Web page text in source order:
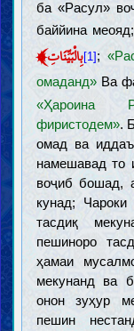
ба «Расул»
баййина
بِالْبَيِّنَاتِ﴾ [1] ;
омаданд»Ва
«Ҳароина
фиристодем».
омад ва
намешавад то
воҷиб бошад,
кунад;
тасдиқ
пешиноро
ҳамаи
мекунанд ва
онон зуҳур
пешин